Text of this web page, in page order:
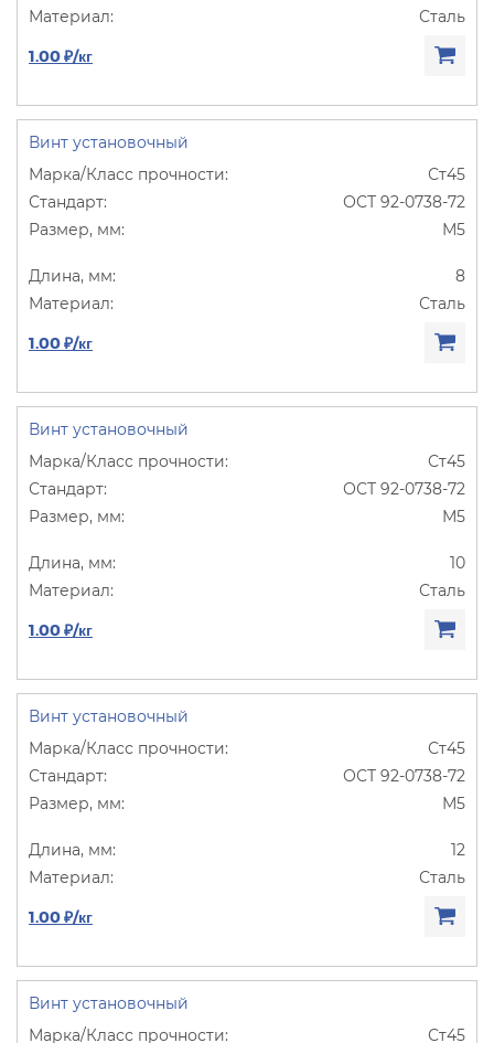
Сталь
1.00 ₽/кг
Винт установочный
Ст45
ОСТ 92-0738-72
М5
8
Сталь
1.00 ₽/кг
Винт установочный
Ст45
ОСТ 92-0738-72
М5
10
Сталь
1.00 ₽/кг
Винт установочный
Ст45
ОСТ 92-0738-72
М5
12
Сталь
1.00 ₽/кг
Винт установочный
Ст45